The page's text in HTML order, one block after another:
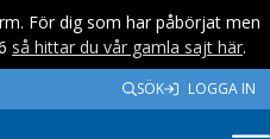
För dig som har påbörjat men
så hittar du vår gamla sajt här.
SÖK LOGGA IN